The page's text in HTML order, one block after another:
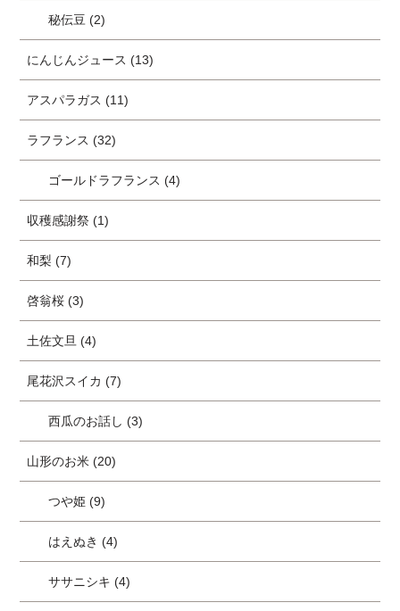
秘伝豆 (2)
にんじんジュース (13)
アスパラガス (11)
ラフランス (32)
ゴールドラフランス (4)
収穫感謝祭 (1)
和梨 (7)
啓翁桜 (3)
土佐文旦 (4)
尾花沢スイカ (7)
西瓜のお話し (3)
山形のお米 (20)
つや姫 (9)
はえぬき (4)
ササニシキ (4)